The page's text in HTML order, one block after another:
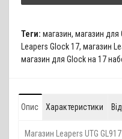
Теги: магазин, магазин для
Leapers Glock 17, магазин
магазин для Glock на 17
Опис Характеристики
Магазин Leapers UTG